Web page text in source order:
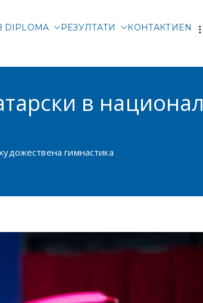
в София
DIPLOMA РЕЗУЛТАТИ КОНТАКТИEN
в
гимнастика